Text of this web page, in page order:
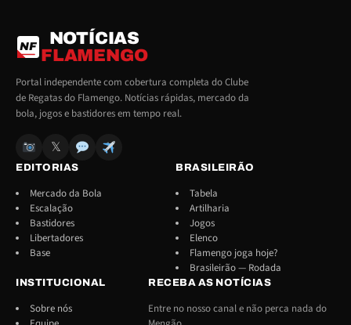
NF
NOTÍCIAS
FLAMENGO
Portal independente com cobertura completa do Clube
de Regatas do Flamengo. Notícias rápidas, mercado da
bola, jogos e bastidores em tempo real.
𝕏
EDITORIAS
Mercado da Bola
Escalação
Bastidores
Libertadores
Base
BRASILEIRÃO
Tabela
Artilharia
Jogos
Elenco
Flamengo joga hoje?
Brasileirão — Rodada
INSTITUCIONAL
Sobre nós
RECEBA AS NOTÍCIAS
Entre no nosso canal e não perca nada do